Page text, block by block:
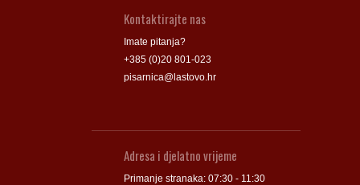
Kontaktirajte nas
Imate pitanja?
+385 (0)20 801-023
pisarnica@lastovo.hr
Adresa i djelatno vrijeme
Primanje stranaka: 07:30 - 11:30